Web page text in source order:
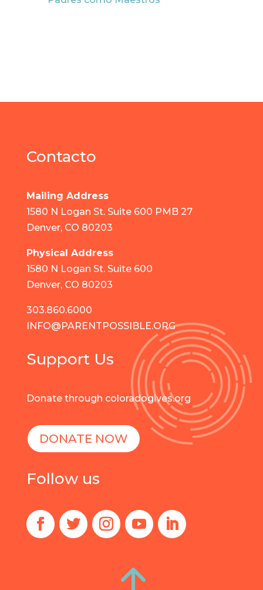
Contacto
Mailing Address
1580 N Logan St. Suite 600 PMB 27
Denver, CO 80203
Physical Address
1580 N Logan St. Suite 600
Denver, CO 80203
303.860.6000
INFO@PARENTPOSSIBLE.ORG
Support Us
Donate through coloradogives.org
DONATE NOW
Follow us